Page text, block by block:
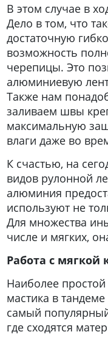
В этом случае в
Дело в том, что
достаточную
возможность
черепицы. Это
алюминиевую
Также нам
заливаем швы
максимальную
влаги даже во
К счастью, на
видов рулонной
алюминия
используют не
Для множества
числе и мягких,
Работа с мягкой
Наиболее
мастика в
самый
где сходятся